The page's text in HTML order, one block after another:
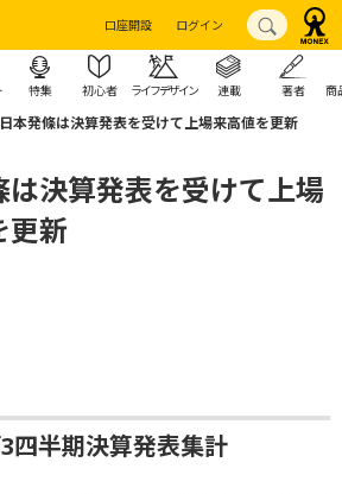
口座開設 ログイン
特集 初心者 ライフデザイン 連載 著者 商
日本発條は決算発表を受けて上場来高値を更新
は決算発表を受けて上場
更新
四半期決算発表集計